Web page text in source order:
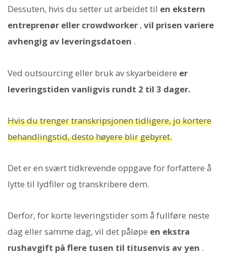
Dessuten, hvis du setter ut arbeidet til en ekstern
entreprenør eller crowdworker , vil prisen variere
avhengig av leveringsdatoen .
Ved outsourcing eller bruk av skyarbeidere er
leveringstiden vanligvis rundt 2 til 3 dager.
Hvis du trenger transkripsjonen tidligere, jo kortere
behandlingstid, desto høyere blir gebyret.
Det er en svært tidkrevende oppgave for forfattere å
lytte til lydfiler og transkribere dem.
Derfor, for korte leveringstider som å fullføre neste
dag eller samme dag, vil det påløpe en ekstra
rushavgift på flere tusen til titusenvis av yen .